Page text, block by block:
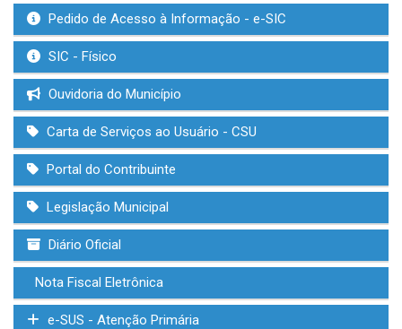
Pedido de Acesso à Informação - e-SIC
SIC - Físico
Ouvidoria do Município
Carta de Serviços ao Usuário - CSU
Portal do Contribuinte
Legislação Municipal
Diário Oficial
Nota Fiscal Eletrônica
e-SUS - Atenção Primária